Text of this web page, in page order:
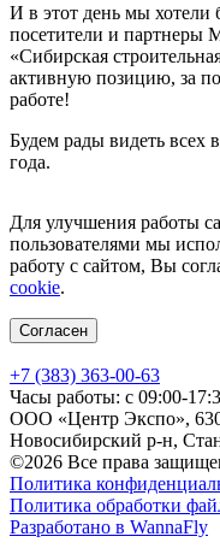
И в этот день мы хотели
посетители и партнеры
«Сибирская
активную позицию, за
работе!
Будем рады видеть всех
года.
Для улучшения работы
пользователями мы
работу с сайтом, Вы
cookie.
Согласен
+7 (383) 363-00-63
Часы работы: с 09:00-
ООО «Центр Экспо»,
Новосибирский р-н,
©2026 Все права
Политика
Политика обработки
Разработано в WannaFly